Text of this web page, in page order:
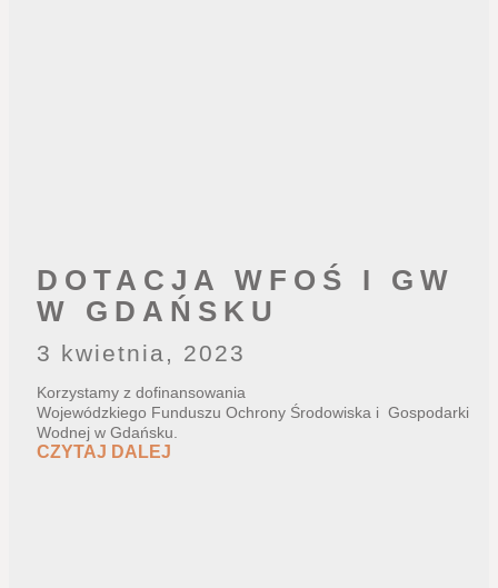
DOTACJA WFOŚ I GW
W GDAŃSKU
3 kwietnia, 2023
Korzystamy z dofinansowania
Wojewódzkiego Funduszu Ochrony Środowiska i Gospodarki
Wodnej w Gdańsku.
CZYTAJ DALEJ